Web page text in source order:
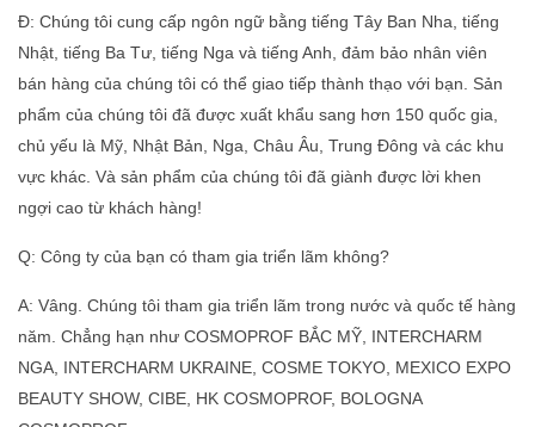
Đ: Chúng tôi cung cấp ngôn ngữ bằng tiếng Tây Ban Nha, tiếng
Nhật, tiếng Ba Tư, tiếng Nga và tiếng Anh, đảm bảo nhân viên
bán hàng của chúng tôi có thể giao tiếp thành thạo với bạn. Sản
phẩm của chúng tôi đã được xuất khẩu sang hơn 150 quốc gia,
chủ yếu là Mỹ, Nhật Bản, Nga, Châu Âu, Trung Đông và các khu
vực khác. Và sản phẩm của chúng tôi đã giành được lời khen
ngợi cao từ khách hàng!
Q: Công ty của bạn có tham gia triển lãm không?
A: Vâng. Chúng tôi tham gia triển lãm trong nước và quốc tế hàng
năm. Chẳng hạn như COSMOPROF BẮC MỸ, INTERCHARM
NGA, INTERCHARM UKRAINE, COSME TOKYO, MEXICO EXPO
BEAUTY SHOW, CIBE, HK COSMOPROF, BOLOGNA